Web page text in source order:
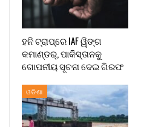
ହନି ଟ୍ରାପ୍‌ରେ IAF ୱିଙ୍ଗ
କମାଣ୍ଡର୍, ପାକିସ୍ତାନକୁ
ଗୋପନୀୟ ସୂଚନା ଦେଇ ଗିରଫ
ଓଡିଶା